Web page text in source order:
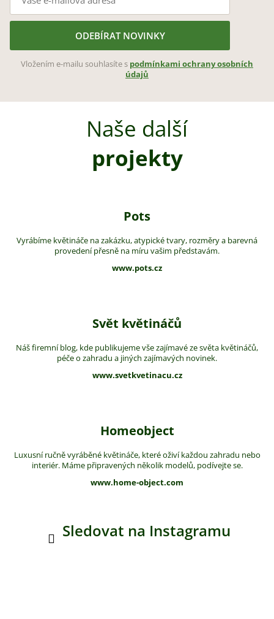
ODEBÍRAT NOVINKY
Vložením e-mailu souhlasíte s podmínkami ochrany osobních
údajů
Naše další
projekty
Pots
Vyrábíme květináče na zakázku, atypické tvary, rozměry a barevná
provedení přesně na míru vašim představám.
www.pots.cz
Svět květináčů
Náš firemní blog, kde publikujeme vše zajímavé ze světa květináčů,
péče o zahradu a jiných zajímavých novinek.
www.svetkvetinacu.cz
Homeobject
Luxusní ručně vyráběné květináče, které oživí každou zahradu nebo
interiér. Máme připravených několik modelů, podívejte se.
www.home-object.com
Sledovat na Instagramu